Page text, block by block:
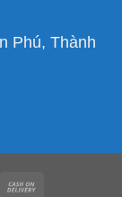
Phú, Thành